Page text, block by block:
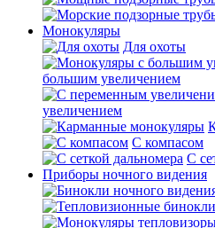
Монокуляры
Для охоты
большим увеличением
увеличением
С компасом
С
Приборы ночного видения